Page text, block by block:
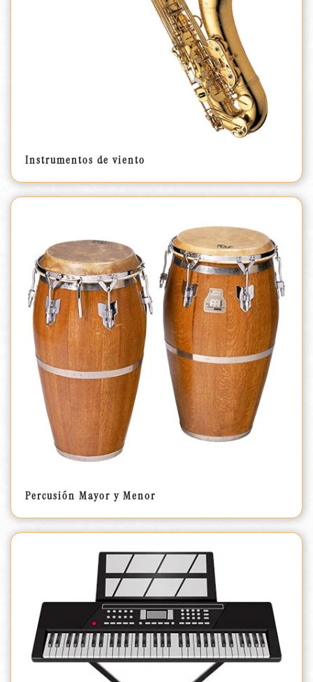
Instrumentos de viento
Percusión Mayor y Menor